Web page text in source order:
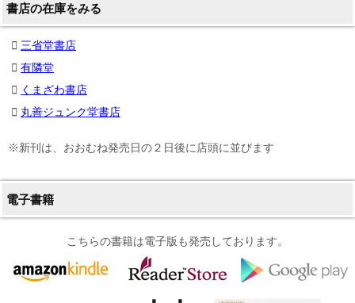
書店の在庫をみる
三省堂書店
有隣堂
くまざわ書店
丸善ジュンク堂書店
※新刊は、おおむね発売日の２日後に店頭に並びます
電子書籍
こちらの書籍は電子版も発売しております。